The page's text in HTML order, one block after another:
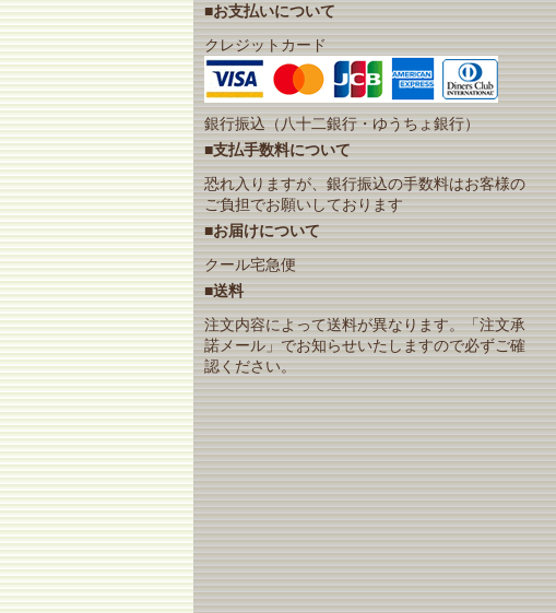
■お支払いについて
クレジットカード
銀行振込（八十二銀行・ゆうちょ銀行）
■支払手数料について
恐れ入りますが、銀行振込の手数料はお客様の
ご負担でお願いしております
■お届けについて
クール宅急便
■送料
注文内容によって送料が異なります。「注文承
諾メール」でお知らせいたしますので必ずご確
認ください。